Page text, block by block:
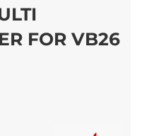
FOR VB26